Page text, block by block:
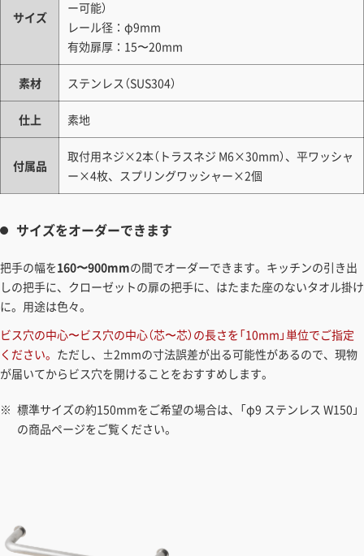
サイズ
ー可能）
レール径：φ9mm
有効扉厚：15〜20mm
素材 ステンレス（SUS304）
仕上 素地
付属品
取付用ネジ×2本（トラスネジ M6×30mm）、平ワッシャ
ー×4枚、スプリングワッシャー×2個
サイズをオーダーできます
把手の幅を160〜900mmの間でオーダーできます。キッチンの引き出
しの把手に、クローゼットの扉の把手に、はたまた座のないタオル掛け
に。用途は色々。
ビス穴の中心〜ビス穴の中心（芯〜芯）の長さを「10mm」単位でご指定
ください。 ただし、±2mmの寸法誤差が出る可能性があるので、現物
が届いてからビス穴を開けることをおすすめします。
標準サイズの約150mmをご希望の場合は、「φ9 ステンレス W150」
の商品ページをご覧ください。